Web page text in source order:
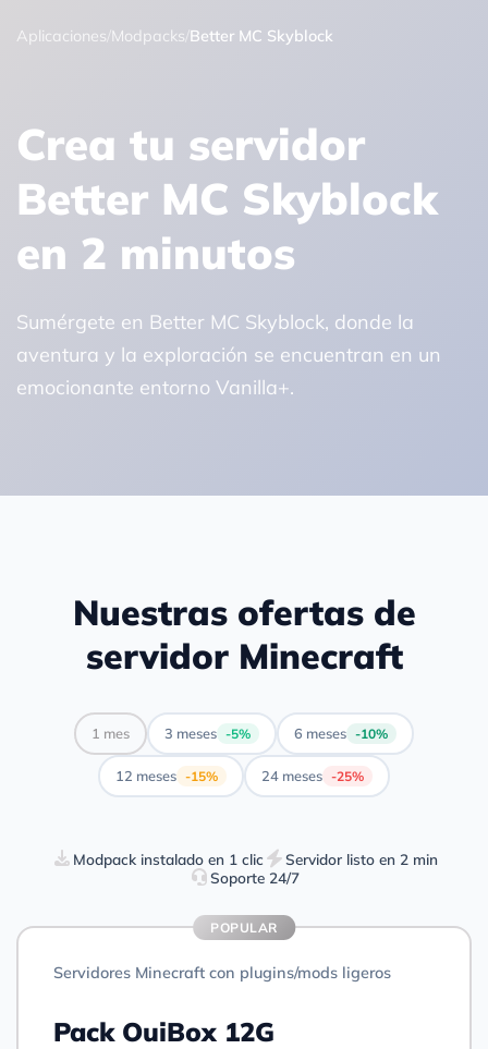
Aplicaciones/Modpacks/Better MC Skyblock
Crea tu servidor
Better MC Skyblock
en 2 minutos
Sumérgete en Better MC Skyblock, donde la
aventura y la exploración se encuentran en un
emocionante entorno Vanilla+.
Nuestras ofertas de
servidor Minecraft
1 mes 3 meses -5% 6 meses -10%
12 meses -15% 24 meses -25%
Modpack instalado en 1 clic
Servidor listo en 2 min
Soporte 24/7
POPULAR
Servidores Minecraft con plugins/mods ligeros
Pack OuiBox 12G